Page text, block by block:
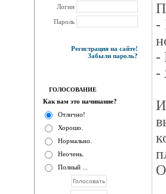
Логин
Пароль
Регистрация на сайте!
Забыли пароль?
ГОЛОСОВАНИЕ
Как вам это начинание?
Отлично!
Хорошо.
Нормально.
Неочень.
Полный ...
-
-
-